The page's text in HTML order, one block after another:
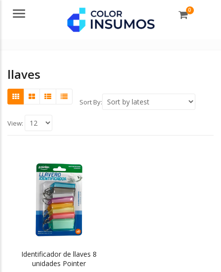
Menu 0
llaves
Sort By:
View:
Identificador de llaves 8
unidades Pointer